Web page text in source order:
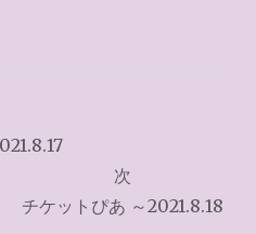
次
チケットぴあ ～2021.8.18